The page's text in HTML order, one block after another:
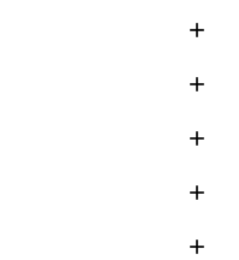




